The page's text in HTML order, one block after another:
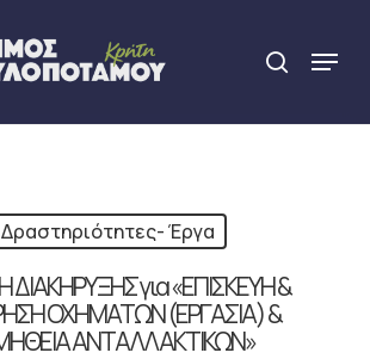
search
Menu
Δραστηριότητες- Έργα
ΔΙΑΚΗΡΥΞΗΣ για «ΕΠΙΣΚΕΥΗ &
ΟΧΗΜΑΤΩΝ (ΕΡΓΑΣΙΑ) &
ΑΝΤΑΛΛΑΚΤΙΚΩΝ»
Close